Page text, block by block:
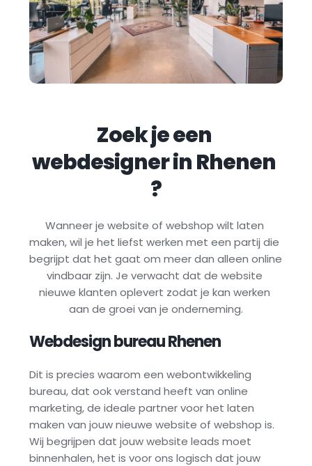
Zoek je een
webdesigner in Rhenen
?
Wanneer je website of webshop wilt laten
maken, wil je het liefst werken met een partij die
begrijpt dat het gaat om meer dan alleen online
vindbaar zijn. Je verwacht dat de website
nieuwe klanten oplevert zodat je kan werken
aan de groei van je onderneming.
Webdesign bureau Rhenen
Dit is precies waarom een webontwikkeling
bureau, dat ook verstand heeft van online
marketing, de ideale partner voor het laten
maken van jouw nieuwe website of webshop is.
Wij begrijpen dat jouw website leads moet
binnenhalen, het is voor ons logisch dat jouw